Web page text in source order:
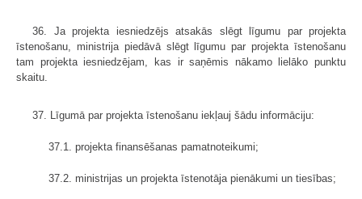
36. Ja projekta iesniedzējs atsakās slēgt līgumu par projekta
īstenošanu, ministrija piedāvā slēgt līgumu par projekta īstenošanu
tam projekta iesniedzējam, kas ir saņēmis nākamo lielāko punktu
skaitu.
37. Līgumā par projekta īstenošanu iekļauj šādu informāciju:
37.1. projekta finansēšanas pamatnoteikumi;
37.2. ministrijas un projekta īstenotāja pienākumi un tiesības;